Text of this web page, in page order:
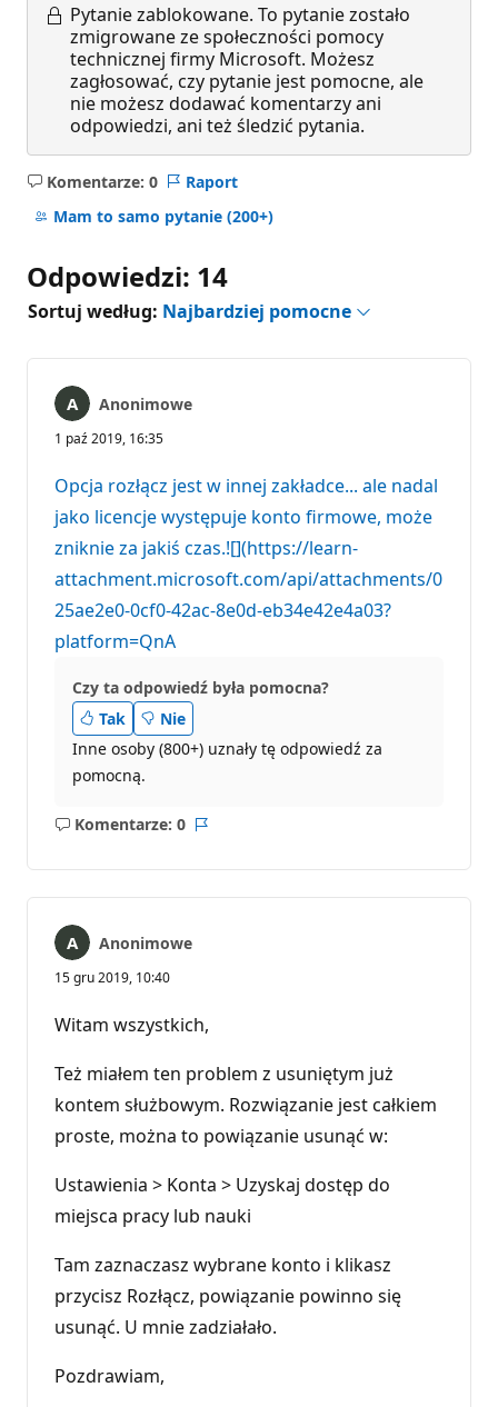
Pytanie zablokowane. To pytanie zostało
zmigrowane ze społeczności pomocy
technicznej firmy Microsoft. Możesz
zagłosować, czy pytanie jest pomocne, ale
nie możesz dodawać komentarzy ani
odpowiedzi, ani też śledzić pytania.
Komentarze: 0
Brak
komentarzy
Raport
Mam to samo pytanie (200+)
Odpowiedzi: 14
Sortuj według: Najbardziej pomocne
Anonimowe
1 paź 2019, 16:35
Opcja rozłącz jest w innej zakładce... ale nadal
jako licencje występuje konto firmowe, może
zniknie za jakiś czas.![](https://learn-
attachment.microsoft.com/api/attachments/0
25ae2e0-0cf0-42ac-8e0d-eb34e42e4a03?
platform=QnA
Czy ta odpowiedź była pomocna?
Tak
Nie
Inne osoby (800+) uznały tę odpowiedź za
pomocną.
Komentarze: 0
Brak
Anonimowe
15 gru 2019, 10:40
Witam wszystkich,
Też miałem ten problem z usuniętym już
kontem służbowym. Rozwiązanie jest całkiem
proste, można to powiązanie usunąć w:
Ustawienia > Konta > Uzyskaj dostęp do
miejsca pracy lub nauki
Tam zaznaczasz wybrane konto i klikasz
przycisz Rozłącz, powiązanie powinno się
usunąć. U mnie zadziałało.
Pozdrawiam,